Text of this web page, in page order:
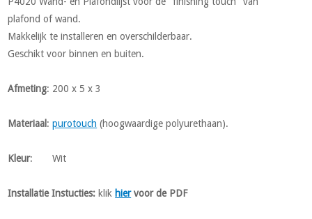
plafond of wand.
Makkelijk te installeren en overschilderbaar.
Geschikt voor binnen en buiten.
Afmeting: 200 x 5 x 3
Materiaal :purotouch (hoogwaardige polyurethaan).
Kleur: Wit
Installatie Instucties: klik hiervoor de PDF